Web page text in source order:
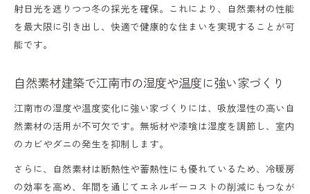
射日光を遮りつつ冬の採光を確保。これにより、自然素材の性能
を最大限に引き出し、快適で健康的な住まいを実現することが可
能です。
自然素材建築で江南市の湿度や温度に強い家づくり
江南市の湿度や温度変化に強い家づくりには、吸放湿性の高い自
然素材の活用が不可欠です。無垢材や漆喰は湿度を調節し、室内
のカビやダニの発生を抑制します。
さらに、自然素材は断熱性や蓄熱性にも優れているため、冷暖房
の効率を高め、年間を通じてエネルギーコストの削減にもつなが